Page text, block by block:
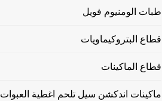
طبات الومنيوم فويل
قطاع البتروكيماويات
قطاع الماكينات
ماكينات اندكشن سيل تلحم اغطية العبوات